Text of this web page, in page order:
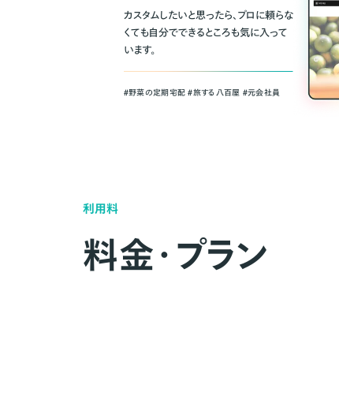
カスタムしたいと思ったら、プロに頼らな
くても自分でできるところも気に入って
います。
＃野菜の定期宅配 ＃旅する八百屋 ＃元会社員
利用料
料金・プラン